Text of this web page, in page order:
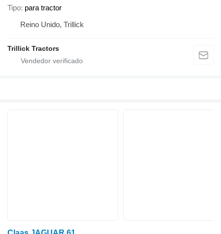
Tipo para tractor
Reino Unido, Trillick
Trillick Tractors